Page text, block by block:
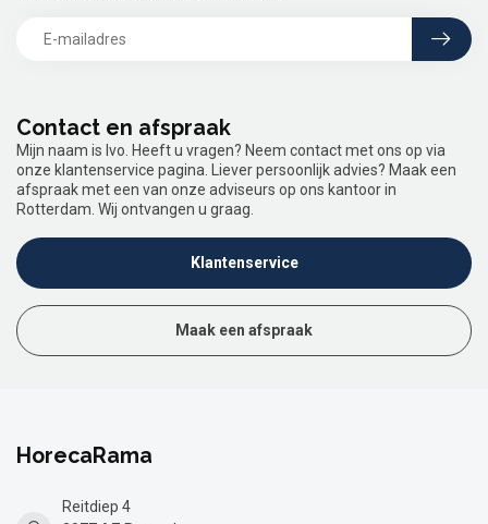
Contact en afspraak
Mijn naam is Ivo. Heeft u vragen? Neem contact met ons op via
onze klantenservice pagina. Liever persoonlijk advies? Maak een
afspraak met een van onze adviseurs op ons kantoor in
Rotterdam. Wij ontvangen u graag.
Klantenservice
Maak een afspraak
HorecaRama
Reitdiep 4